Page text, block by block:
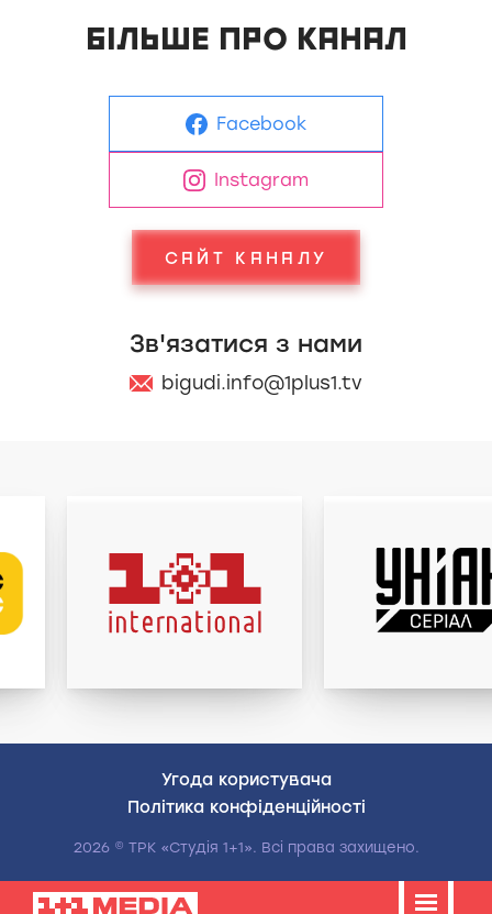
БІЛЬШЕ ПРО КАНАЛ
Facebook
Instagram
САЙТ КАНАЛУ
Зв'язатися з нами
bigudi.info@1plus1.tv
2026 © ТРК «Студія 1+1». Всі права захищено.
Угода користувача
Полiтика конфiденцiйностi